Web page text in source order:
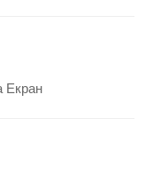
Екран